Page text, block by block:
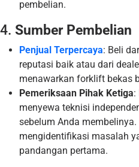
pembelian.
4. Sumber Pembelian
Penjual Terpercaya: Beli
reputasi baik atau dari
menawarkan forklift bekas
Pemeriksaan Pihak Ketiga:
menyewa teknisi
sebelum Anda
mengidentifikasi masalah
pandangan pertama.